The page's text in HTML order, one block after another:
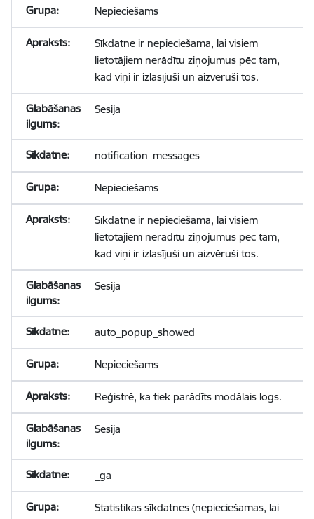
Nepieciešams
Sīkdatne ir nepieciešama, lai visiem
lietotājiem nerādītu ziņojumus pēc tam,
kad viņi ir izlasījuši un aizvēruši tos.
Sesija
notification_messages
Nepieciešams
Sīkdatne ir nepieciešama, lai visiem
lietotājiem nerādītu ziņojumus pēc tam,
kad viņi ir izlasījuši un aizvēruši tos.
Sesija
auto_popup_showed
Nepieciešams
Reģistrē, ka tiek parādīts modālais logs.
Sesija
_ga
Statistikas sīkdatnes (nepieciešamas, lai